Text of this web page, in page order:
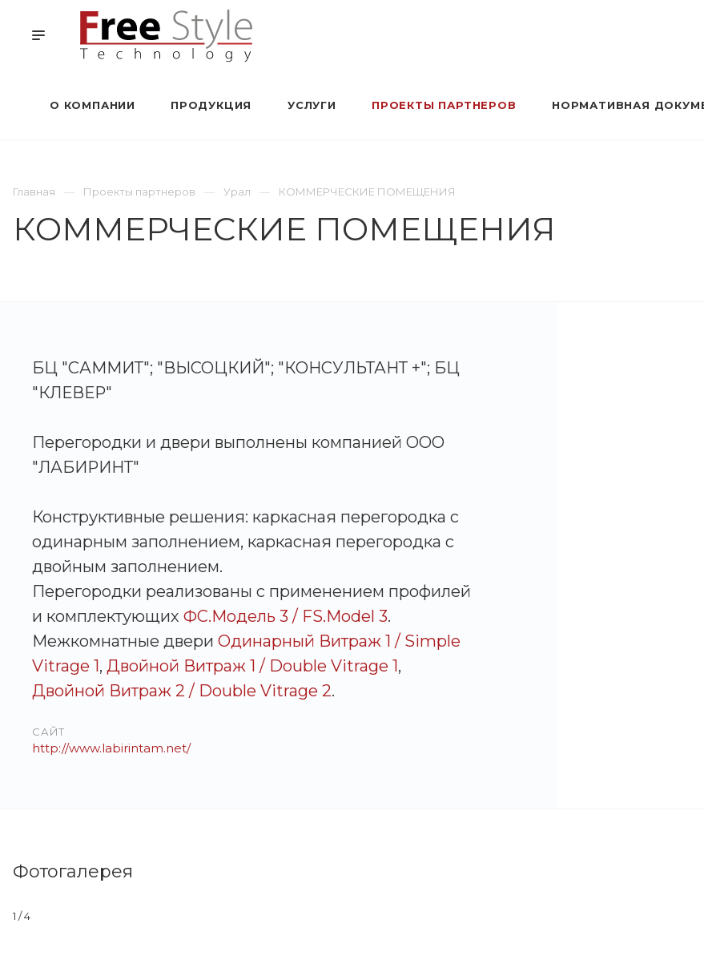
О КОМПАНИИ ПРОДУКЦИЯ УСЛУГИ ПРОЕКТЫ ПАРТНЕРОВ НОРМАТИВНАЯ
Главная Проекты партнеров Урал КОММЕРЧЕСКИЕ ПОМЕЩЕНИЯ
КОММЕРЧЕСКИЕ ПОМЕЩЕНИЯ
БЦ "САММИТ"; "ВЫСОЦКИЙ"; "КОНСУЛЬТАНТ +"; БЦ
"КЛЕВЕР"
Перегородки и двери выполнены компанией ООО
"ЛАБИРИНТ"
Конструктивные решения: каркасная перегородка с
одинарным заполнением, каркасная перегородка с
двойным заполнением.
Перегородки реализованы с применением профилей
и комплектующих ФС.Модель 3 / FS.Model 3.
Межкомнатные двери Одинарный Витраж 1 / Simple
Vitrage 1, Двойной Витраж 1 / Double Vitrage 1,
Двойной Витраж 2 / Double Vitrage 2.
САЙТ
http://www.labirintam.net/
Фотогалерея
1 / 4